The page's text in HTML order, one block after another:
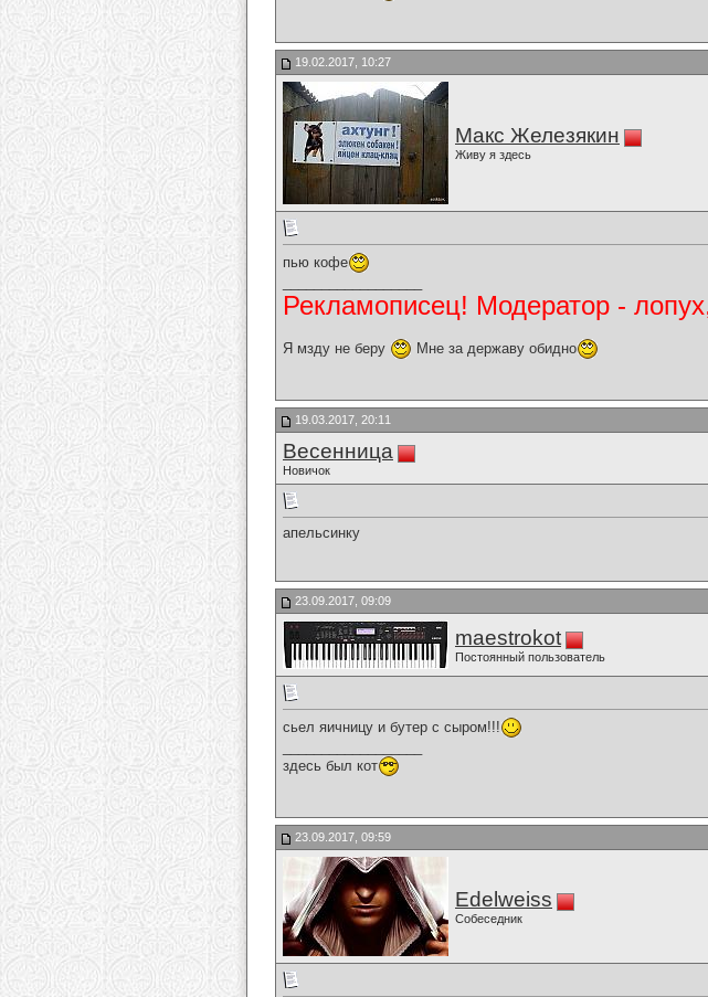
19.02.2017, 10:27
Макс Железякин
Живу я здесь
пью кофе
Рекламописец! Модератор -
Я мзду не беру Мне за державу обидно
19.03.2017, 20:11
Весенница
Новичок
апельсинку
23.09.2017, 09:09
maestrokot
Постоянный пользователь
сьел яичницу и бутер с сыром!!!
здесь был кот
23.09.2017, 09:59
Edelweiss
Собеседник